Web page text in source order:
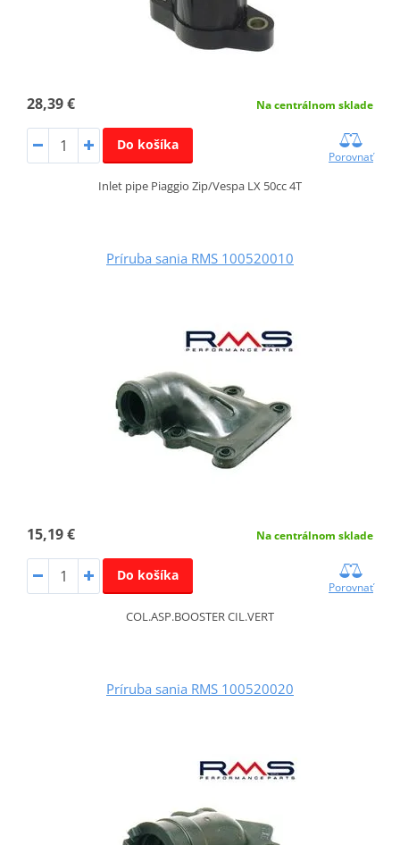
28,39 € Na centrálnom sklade
Do košíka
Porovnať
Inlet pipe Piaggio Zip/Vespa LX 50cc 4T
Príruba sania RMS 100520010
15,19 € Na centrálnom sklade
Do košíka
Porovnať
COL.ASP.BOOSTER CIL.VERT
Príruba sania RMS 100520020